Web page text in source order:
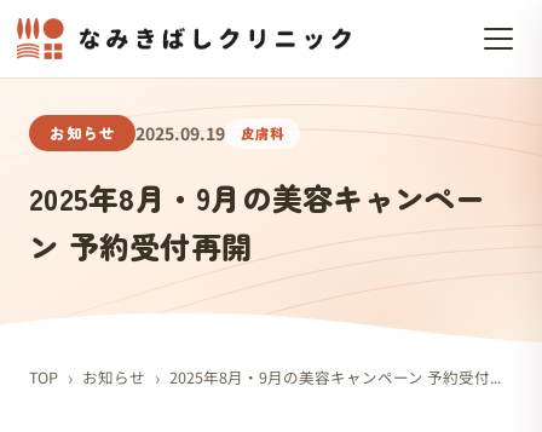
お知らせ 2025.09.19 皮膚科
2025年8月・9月の美容キャンペー
ン 予約受付再開
TOP › お知らせ › 2025年8月・9月の美容キャンペーン 予約受付再開